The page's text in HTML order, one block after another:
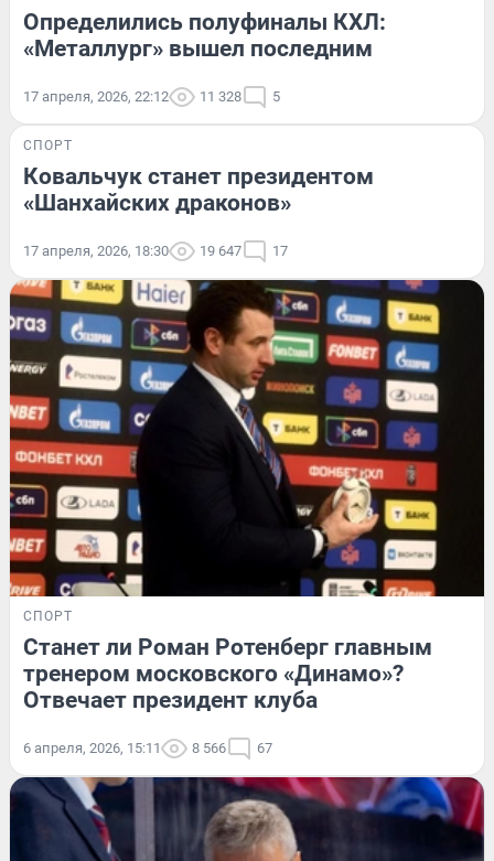
Определились полуфиналы КХЛ:
«Металлург» вышел последним
17 апреля, 2026, 22:12 11 328 5
СПОРТ
Ковальчук станет президентом
«Шанхайских драконов»
17 апреля, 2026, 18:30 19 647 17
СПОРТ
Станет ли Роман Ротенберг главным
тренером московского «Динамо»?
Отвечает президент клуба
6 апреля, 2026, 15:11 8 566 67